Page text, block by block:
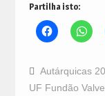
Partilha isto:
Click
to
Facebook
(Opens
new
to
in
new
Autárquicas
UF Fundão